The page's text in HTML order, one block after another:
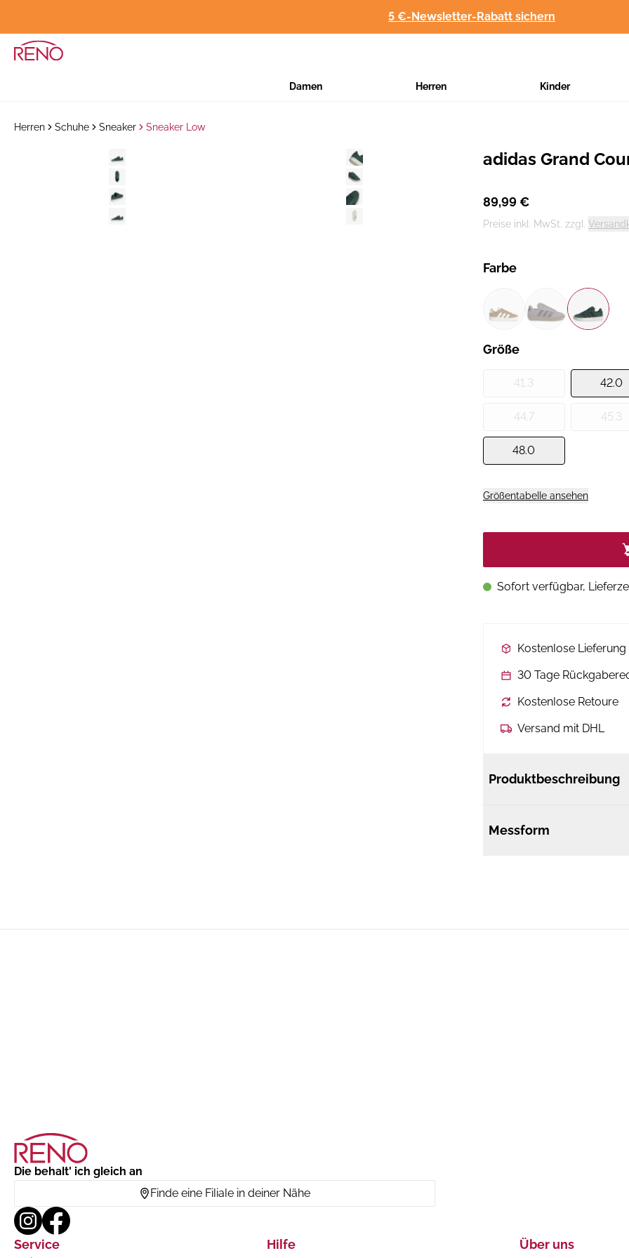
5 €-Newsletter-Rabatt sichern
Damen Herren Kinder
Herren Schuhe Sneaker Sneaker Low
Hersteller:
adidas Grand
89,99 €
Preise inkl. MwSt. zzgl.
Farbe
Größe
41.3 42.0
44.7 45.3
48.0
Größentabelle ansehen
Sofort verfügbar,
Kostenlose
30 Tage
Kostenlose Retoure
Versand mit DHL
Produktbeschreibung
Messform
Die behalt' ich gleich an
Finde eine Filiale in deiner Nähe
Service Hilfe Über uns